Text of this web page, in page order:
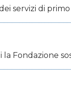
servizi di
Fondazione